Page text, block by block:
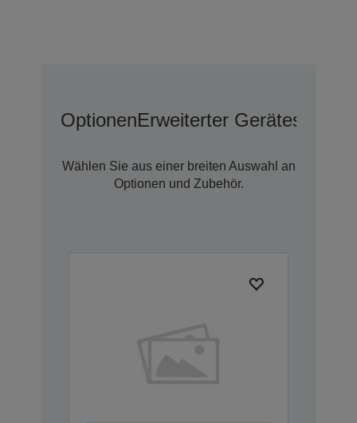
OptionenErweiterter Geräteschutz
Wählen Sie aus einer breiten Auswahl an
Optionen und Zubehör.